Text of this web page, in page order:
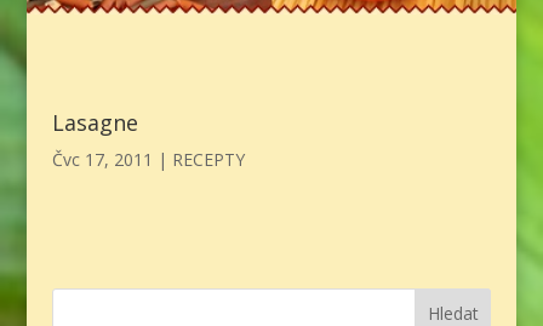
Lasagne
Čvc 17, 2011 | RECEPTY
Hledat